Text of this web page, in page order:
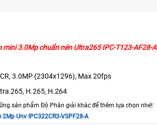
mini 3.0Mp chuẩn nén Ultra265 IPC-T123-AF28-A
3.0MP (2304x1296), Max 20fps
265, H.265, H.264
sản phẩm Độ Phân giải khác để thêm lựa chọn nhé!:
Unv IPC322CR3-VSPF28-A